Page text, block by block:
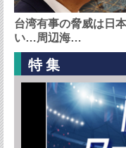
台湾有事の脅威は日
い…周辺海…
特集